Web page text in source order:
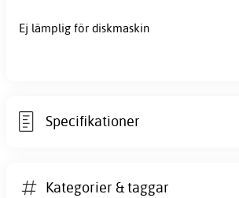
Ej lämplig för diskmaskin
Specifikationer
Kategorier & taggar